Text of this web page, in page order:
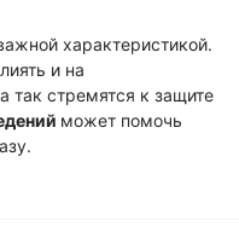
характеристикой.
и на
стремятся к защите
может помочь